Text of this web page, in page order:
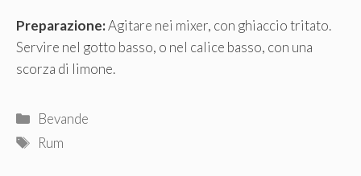
Preparazione:Agitare nei mixer, con ghiaccio tritato.
Servire nel gotto basso, o nel calice basso, con una
scorza di limone.
Categorie
Bevande
Tag
Rum